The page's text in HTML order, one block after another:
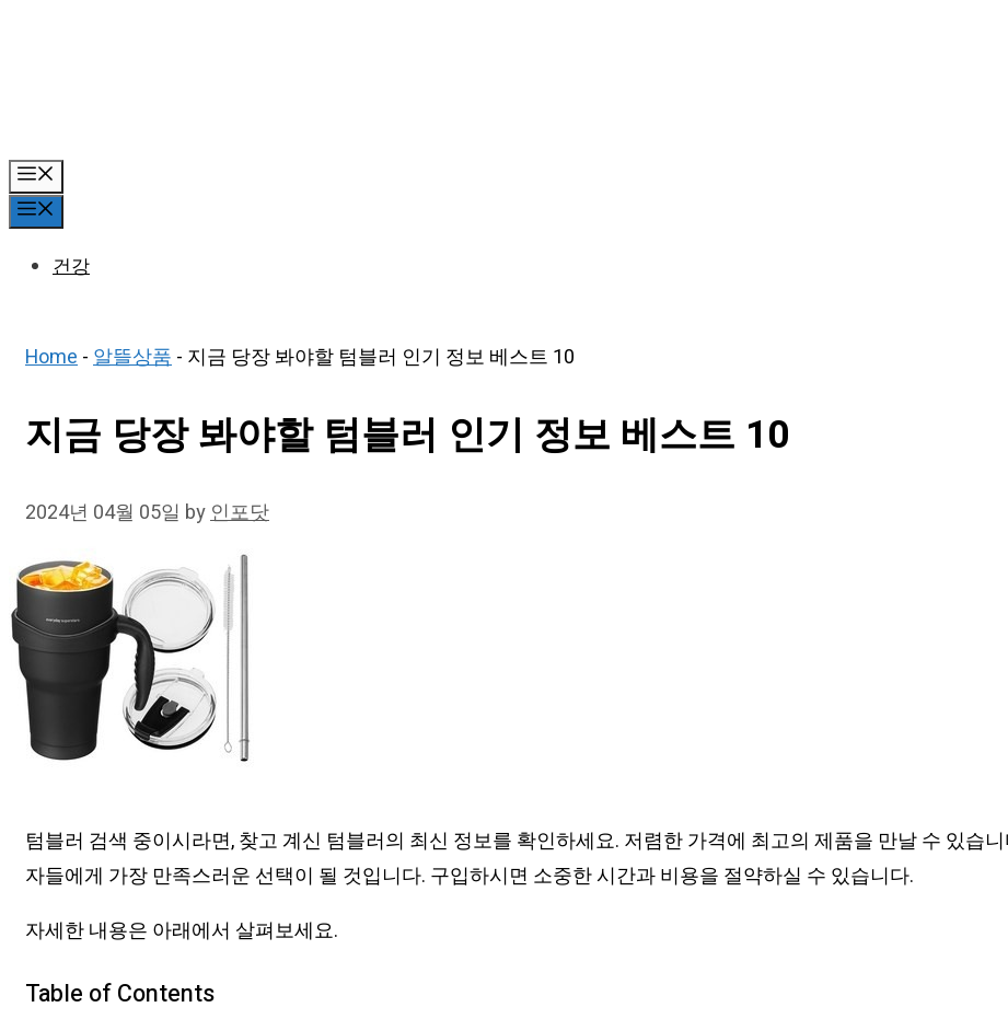
건강
Home-알뜰상품- 지금 당장 봐야할 텀블러 인기 정보 베스트 10
지금 당장 봐야할 텀블러 인기 정보 베스트 10
2024년 04월 05일 by인포닷
텀블러 검색 중이시라면, 찾고 계신 텀블러의 최신 정보를 확인하세요. 저렴한 가격에 최고의 제품을 만날 수 있습
자들에게 가장 만족스러운 선택이 될 것입니다. 구입하시면 소중한 시간과 비용을 절약하실 수 있습니다.
자세한 내용은 아래에서 살펴보세요.
Table of Contents